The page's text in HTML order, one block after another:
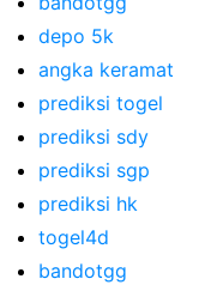
depo 5k
angka keramat
prediksi togel
prediksi sdy
prediksi sgp
prediksi hk
togel4d
bandotgg